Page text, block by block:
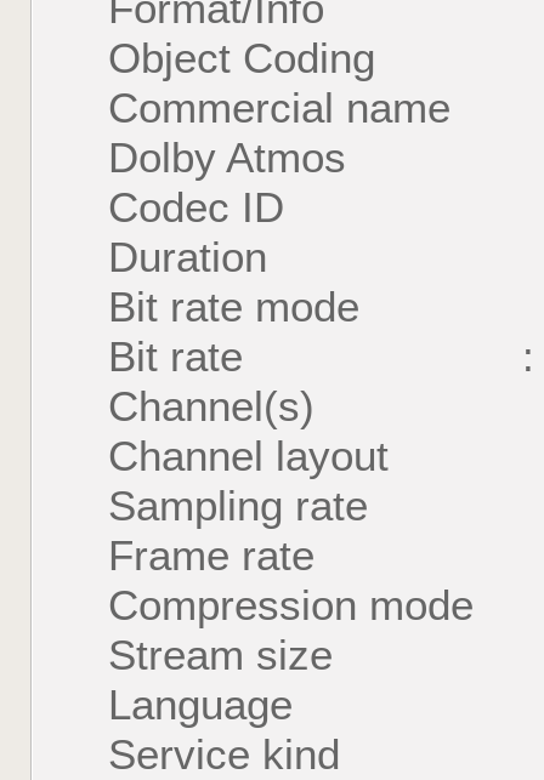
Object Coding
Commercial
Dolby Atmos
Codec ID :
Duration : 1
Bit rate mode :
Bit rate :
Channel(s) : 6
Channel layout :
Sampling rate :
Frame rate :
Compression
Stream size :
Language :
Service kind :